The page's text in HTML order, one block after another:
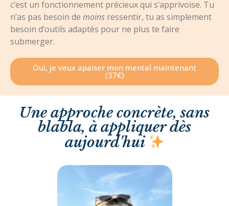
c’est un fonctionnement précieux qui s’apprivoise. Tu
n’as pas besoin de moins ressentir, tu as simplement
besoin d’outils adaptés pour ne plus te faire
submerger.
Oui, je veux apaiser mon mental maintenant
(37€)
Une approche concrète, sans
blabla, à appliquer dès
aujourd'hui